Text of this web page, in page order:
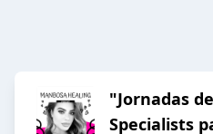
"Jornadas
Specialists